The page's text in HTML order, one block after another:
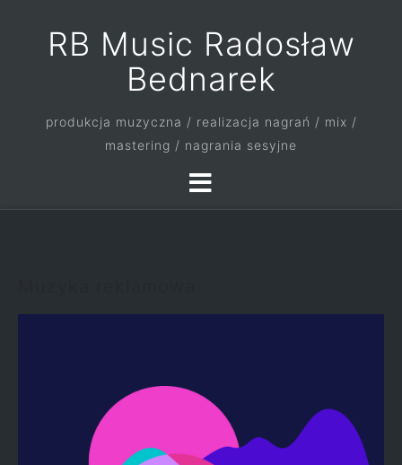
RB Music Radosław
Bednarek
produkcja muzyczna / realizacja nagrań / mix /
mastering / nagrania sesyjne